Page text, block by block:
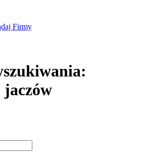
Firmy
jaczów